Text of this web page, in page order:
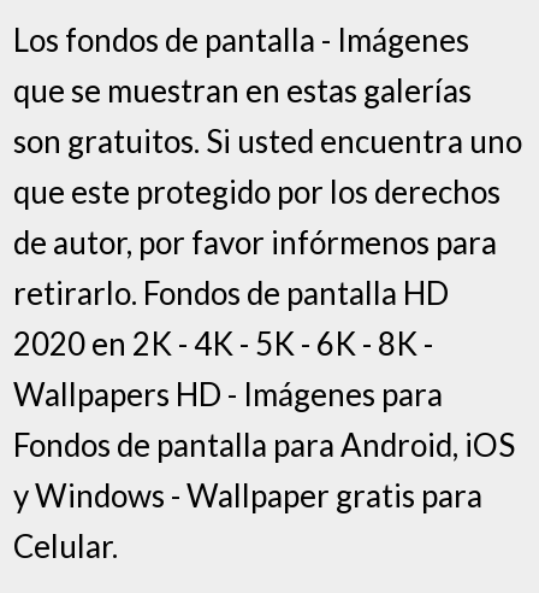
Los fondos de pantalla - Imágenes
que se muestran en estas galerías
son gratuitos. Si usted encuentra uno
que este protegido por los derechos
de autor, por favor infórmenos para
retirarlo. Fondos de pantalla HD
2020 en 2K - 4K - 5K - 6K - 8K -
Wallpapers HD - Imágenes para
Fondos de pantalla para Android, iOS
y Windows - Wallpaper gratis para
Celular.